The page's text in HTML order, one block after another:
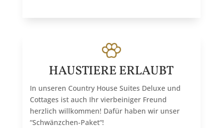
HAUSTIERE ERLAUBT
In unseren Country House Suites Deluxe und
Cottages ist auch Ihr vierbeiniger Freund
herzlich willkommen! Dafür haben wir unser
“Schwänzchen-Paket“!